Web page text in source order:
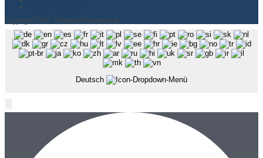
Copyright 2026 - Nordlicht Hundeschule
Deutsch